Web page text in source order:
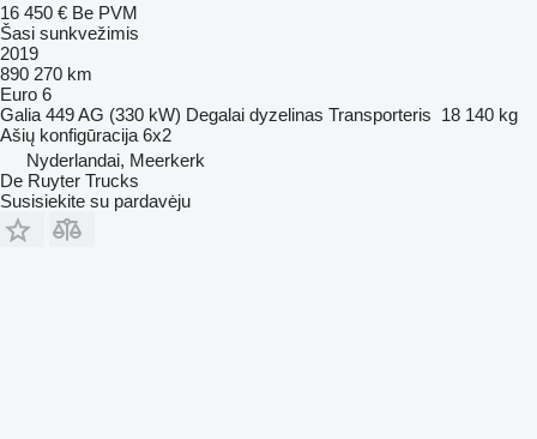
16 450 € Be PVM
Šasi sunkvežimis
2019
890 270 km
Euro 6
Galia 449 AG (330 kW) Degalai dyzelinas Transporteris 18 140 kg
Ašių konfigūracija 6x2
Nyderlandai, Meerkerk
De Ruyter Trucks
Susisiekite su pardavėju